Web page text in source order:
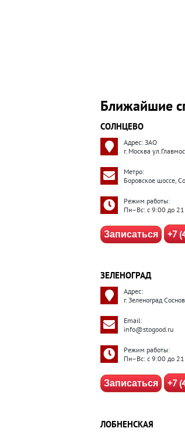
Ближайшие
СОЛНЦЕВО
Адрес: ЗАО
г. Москва
Метро:
Боровское шоссе,
Режим работы:
Пн–Вс: с 9:00 до
Записаться +7
ЗЕЛЕНОГРАД
Адрес:
г. Зеленоград
Email:
info@stogood.ru
Режим работы:
Пн–Вс: с 9:00 до
Записаться +7
ЛОБНЕНСКАЯ